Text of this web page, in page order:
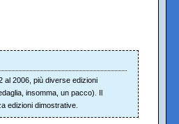
al 2006, più diverse edizioni
insomma, un pacco). Il
edizioni dimostrative.